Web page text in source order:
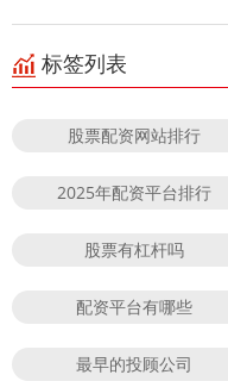
标签列表
股票配资网站排行
2025年配资平台排行
股票有杠杆吗
配资平台有哪些
最早的投顾公司